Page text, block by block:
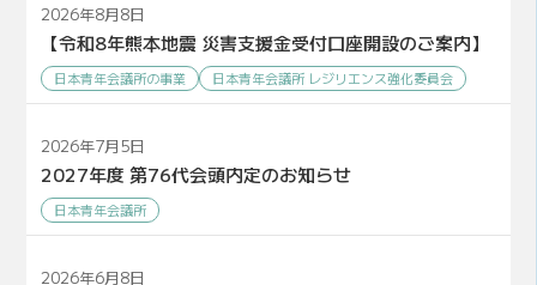
2026年8月8日
【令和8年熊本地震 災害支援金受付口座開設のご案内】
日本青年会議所の事業 日本青年会議所 レジリエンス強化委員会
2026年7月5日
2027年度 第76代会頭内定のお知らせ
日本青年会議所
2026年6月8日